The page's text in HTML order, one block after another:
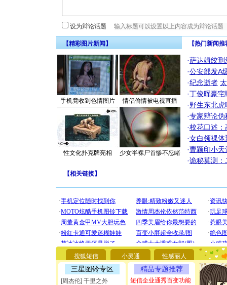
设为辩论话题
【精彩图片新闻】
手机竟收到色情图片 情侣偷情被电视直播
性文化扑克牌亮相 少女半裸尸首惨不忍睹
【热门新闻
·萨达姆绞刑
·公安部发A
·纪念逝者
·丁俊晖豪
·野生东北
·专家辩论伪
·校花口述：
·女白领祼体
·曹颖印小天
·诡秘莫测：
【相关链接】
搜狐短信 小灵通 性感丽人
三星图铃专区
[周杰伦] 千里之外
精品专题推荐
短信企业通秀百变功能
[圣诞节]
你太多
要平安！
[圣诞节]
能正大光
都要快乐
[圣诞节]